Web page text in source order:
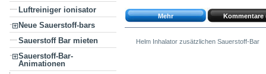
Luftreiniger ionisator
Neue Sauerstoff-bars
Sauerstoff Bar mieten
Sauerstoff-Bar-
Animationen
Mehr Kommentare
Helm Inhalator zusätzlichen Sauerstoff-Bar